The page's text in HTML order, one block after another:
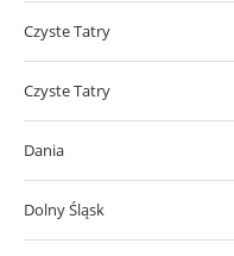
Czyste Tatry
Czyste Tatry
Dania
Dolny Śląsk